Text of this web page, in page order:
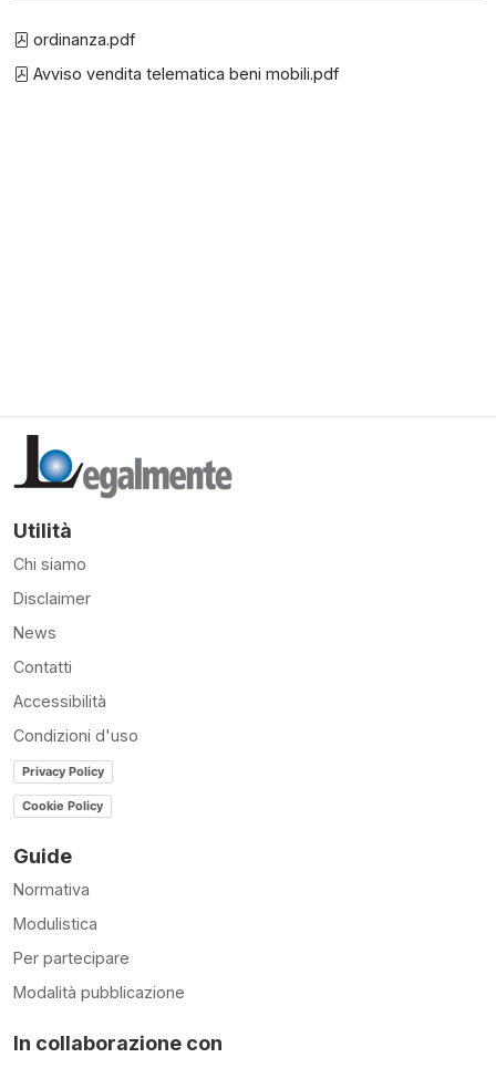
ordinanza.pdf
Avviso vendita telematica beni mobili.pdf
Utilità
Chi siamo
Disclaimer
News
Contatti
Accessibilità
Condizioni d'uso
Privacy Policy
Cookie Policy
Guide
Normativa
Modulistica
Per partecipare
Modalità pubblicazione
In collaborazione con